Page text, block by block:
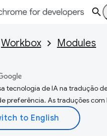
Workbox Modules
tecnologia de IA na tradução
preferência. As traduções com